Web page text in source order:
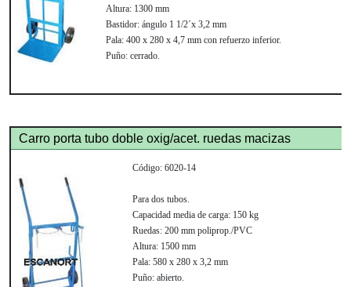
Altura: 1300 mm
Bastidor: ángulo 1 1/2´x 3,2 mm
Pala: 400 x 280 x 4,7 mm con refuerzo inferior.
Puño: cerrado.
Carro porta tubo doble oxig/acet. ruedas macizas
Código: 6020-14
Para dos tubos.
Capacidad media de carga: 150 kg
Ruedas: 200 mm poliprop./PVC
Altura: 1500 mm
Pala: 580 x 280 x 3,2 mm
Puño: abierto.